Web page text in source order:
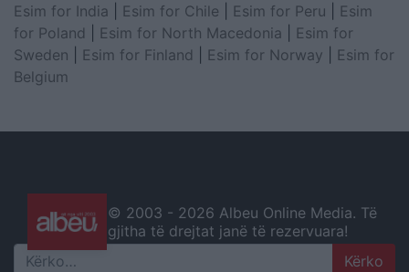
Esim for India
Esim for Chile Esim for Peru
Esim
for Poland
Esim for North Macedonia
Esim for
Sweden
Esim for Finland Esim for Norway
Esim for
Belgium
© 2003 - 2026 Albeu Online Media. Të
gjitha të drejtat janë të rezervuara!